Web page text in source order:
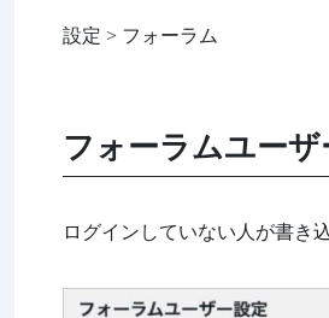
設定 > フォーラム
フォーラムユーザ
ログインしていない人が書き